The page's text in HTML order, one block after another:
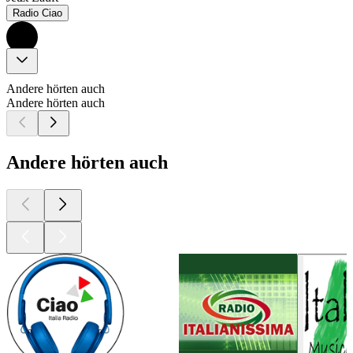
Radio Ciao
Andere hörten auch
Andere hörten auch
Andere hörten auch